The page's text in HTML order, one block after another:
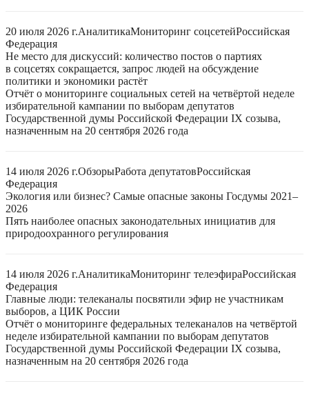
20 июля 2026 г.АналитикаМониторинг соцсетейРоссийская
Федерация
Не место для дискуссий: количество постов о партиях
в соцсетях сокращается, запрос людей на обсуждение
политики и экономики растёт
Отчёт о мониторинге социальных сетей на четвёртой неделе
избирательной кампании по выборам депутатов
Государственной думы Российской Федерации IX созыва,
назначенным на 20 сентября 2026 года
14 июля 2026 г.ОбзорыРабота депутатовРоссийская
Федерация
Экология или бизнес? Самые опасные законы Госдумы 2021–
2026
Пять наиболее опасных законодательных инициатив для
природоохранного регулирования
14 июля 2026 г.АналитикаМониторинг телеэфираРоссийская
Федерация
Главные люди: телеканалы посвятили эфир не участникам
выборов, а ЦИК России
Отчёт о мониторинге федеральных телеканалов на четвёртой
неделе избирательной кампании по выборам депутатов
Государственной думы Российской Федерации IX созыва,
назначенным на 20 сентября 2026 года